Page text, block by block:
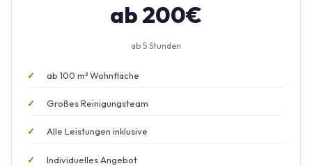
ab 200€
ab 5 Stunden
ab 100 m² Wohnfläche
Großes Reinigungsteam
Alle Leistungen inklusive
Individuelles Angebot